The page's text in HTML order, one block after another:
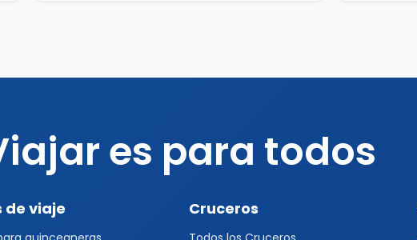
es para todos
de viaje Cruceros